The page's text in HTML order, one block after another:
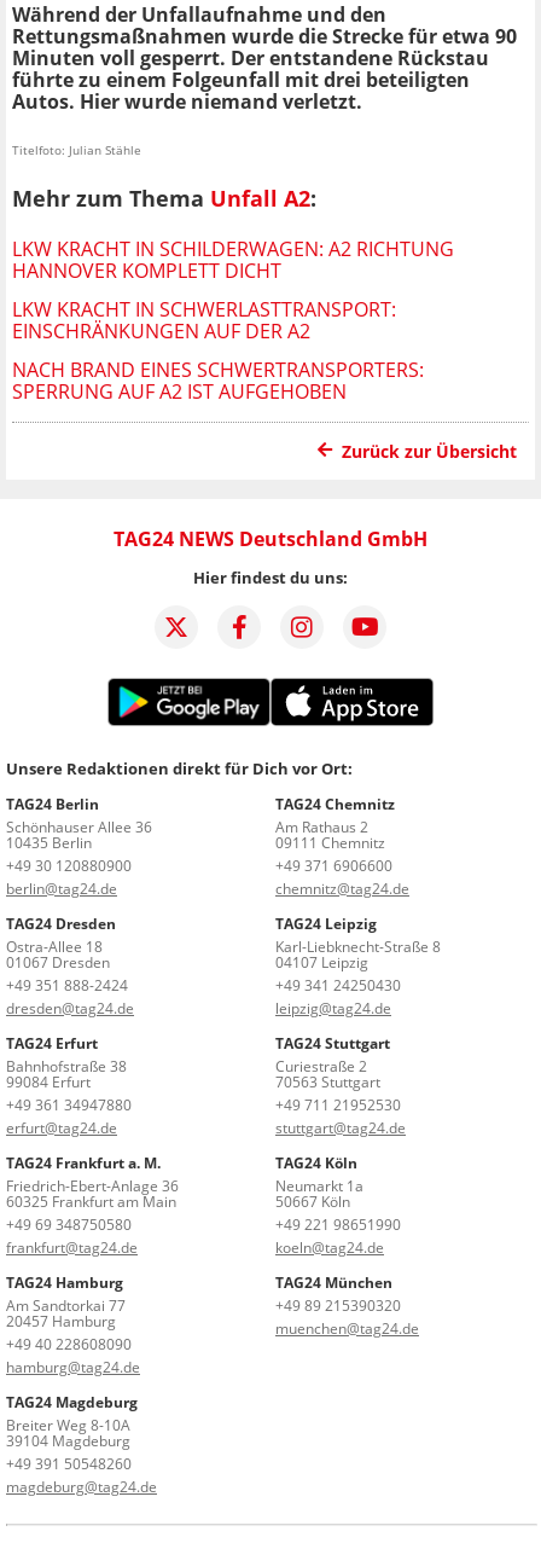
Während der Unfallaufnahme und den
Rettungsmaßnahmen wurde die Strecke für etwa 90
Minuten voll gesperrt. Der entstandene Rückstau
führte zu einem Folgeunfall mit drei beteiligten
Autos. Hier wurde niemand verletzt.
Titelfoto: Julian Stähle
Mehr zum Thema Unfall A2:
LKW KRACHT IN SCHILDERWAGEN: A2 RICHTUNG
HANNOVER KOMPLETT DICHT
LKW KRACHT IN SCHWERLASTTRANSPORT:
EINSCHRÄNKUNGEN AUF DER A2
NACH BRAND EINES SCHWERTRANSPORTERS:
SPERRUNG AUF A2 IST AUFGEHOBEN
Zurück zur Übersicht
TAG24 NEWS Deutschland GmbH
Hier findest du uns:
Unsere Redaktionen direkt für Dich vor Ort:
TAG24 Berlin
Schönhauser Allee 36
10435 Berlin
+49 30 120880900
berlin@tag24.de
TAG24 Chemnitz
Am Rathaus 2
09111 Chemnitz
+49 371 6906600
chemnitz@tag24.de
TAG24 Dresden
Ostra-Allee 18
01067 Dresden
+49 351 888-2424
dresden@tag24.de
TAG24 Leipzig
Karl-Liebknecht-Straße 8
04107 Leipzig
+49 341 24250430
leipzig@tag24.de
TAG24 Erfurt
Bahnhofstraße 38
99084 Erfurt
+49 361 34947880
erfurt@tag24.de
TAG24 Stuttgart
Curiestraße 2
70563 Stuttgart
+49 711 21952530
stuttgart@tag24.de
TAG24 Frankfurt a. M.
Friedrich-Ebert-Anlage 36
60325 Frankfurt am Main
+49 69 348750580
frankfurt@tag24.de
TAG24 Köln
Neumarkt 1a
50667 Köln
+49 221 98651990
koeln@tag24.de
TAG24 Hamburg
Am Sandtorkai 77
20457 Hamburg
+49 40 228608090
hamburg@tag24.de
TAG24 München
+49 89 215390320
muenchen@tag24.de
TAG24 Magdeburg
Breiter Weg 8-10A
39104 Magdeburg
+49 391 50548260
magdeburg@tag24.de